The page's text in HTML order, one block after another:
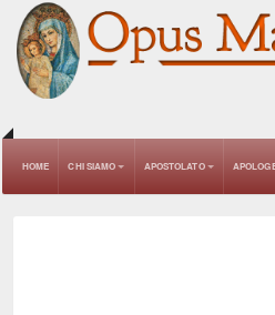
HOME CHI SIAMO APOSTOLATO